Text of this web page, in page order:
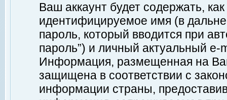
Ваш аккаунт будет содержать,
идентифицируемое имя (в
пароль, который вводится при
пароль”) и личный актуальный
Информация, размещенная на
защищена в соответствии с
информации страны,